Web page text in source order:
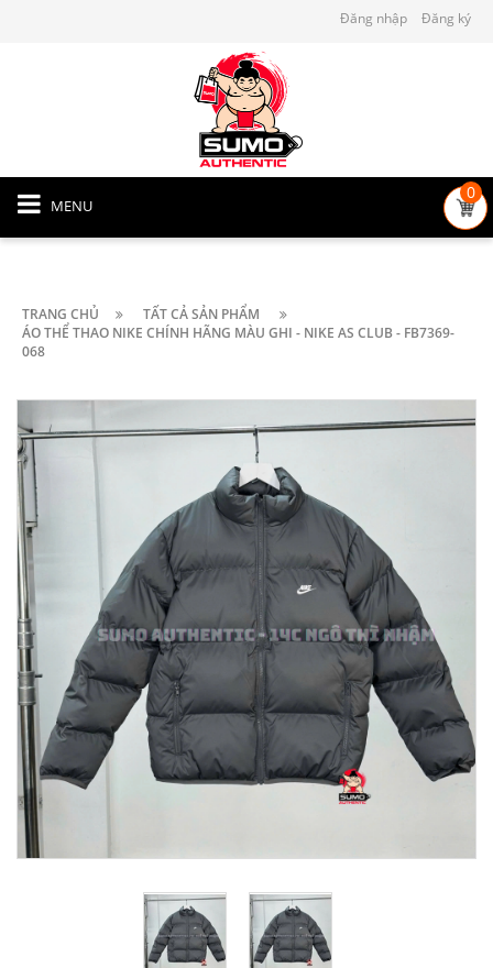
Đăng nhập Đăng ký
MENU
0
TRANG CHỦ
TẤT CẢ SẢN PHẨM
ÁO THỂ THAO NIKE CHÍNH HÃNG MÀU GHI - NIKE AS CLUB - FB7369-
068